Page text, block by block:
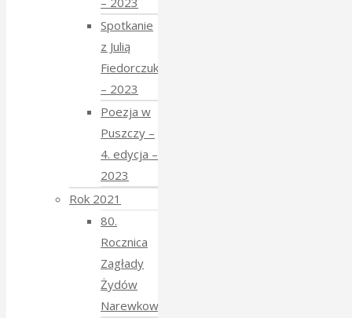
Spotkanie
z Julią
Fiedorczuk
– 2023
Poezja w
Puszczy –
4. edycja –
2023
Rok 2021
80.
Rocznica
Zagłady
Żydów
Narewkowskich